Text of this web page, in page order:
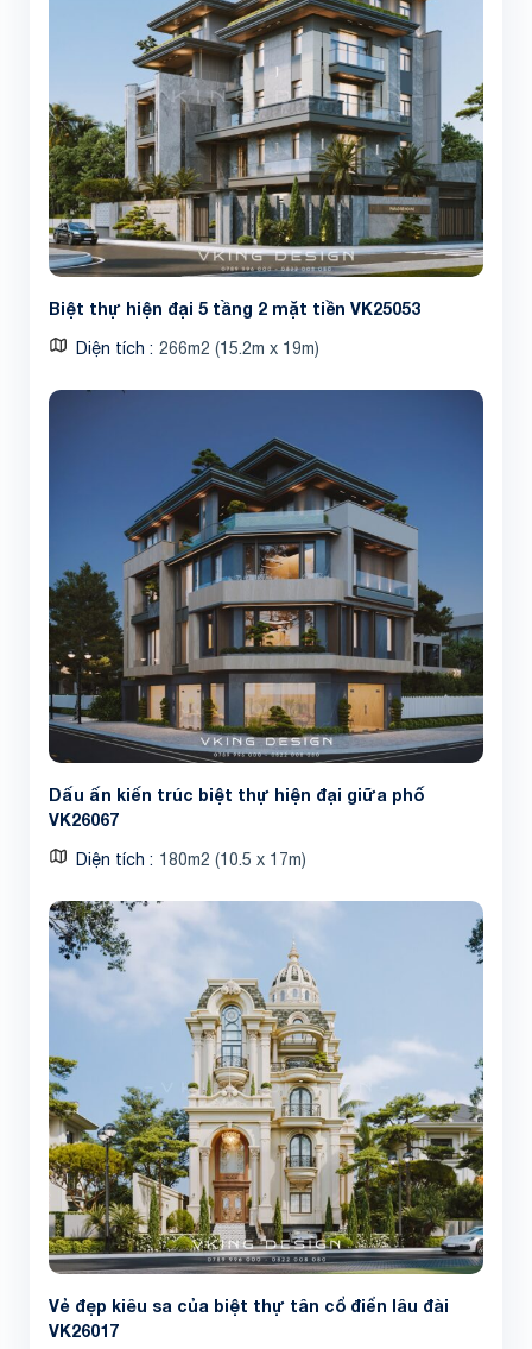
Biệt thự hiện đại 5 tầng 2 mặt tiền VK25053
Diện tích 266m2 (15.2m x 19m)
Dấu ấn kiến trúc biệt thự hiện đại giữa phố
VK26067
Diện tích 180m2 (10.5 x 17m)
Vẻ đẹp kiêu sa của biệt thự tân cổ điển lâu đài
VK26017